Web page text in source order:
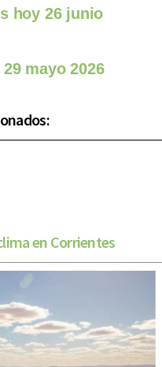
hoy 26 junio
mayo 2026
en Corrientes